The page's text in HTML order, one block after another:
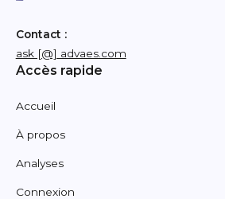
Contact :
ask [@] advaes.com
Accès rapide
Accueil
À propos
Analyses
Connexion